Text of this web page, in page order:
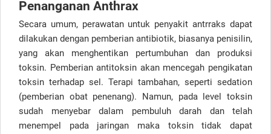
Penanganan Anthrax
Secara umum, perawatan untuk penyakit antrraks dapat
dilakukan dengan pemberian antibiotik, biasanya penisilin,
yang akan menghentikan pertumbuhan dan produksi
toksin. Pemberian antitoksin akan mencegah pengikatan
toksin terhadap sel. Terapi tambahan, seperti sedation
(pemberian obat penenang). Namun, pada level toksin
sudah menyebar dalam pembuluh darah dan telah
menempel pada jaringan maka toksin tidak dapat